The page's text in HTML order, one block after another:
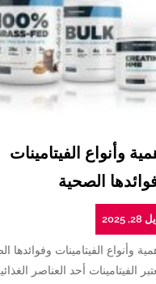
وأنواع الفيتامينات
الصحية
2025
وأنواع الفيتامينات وفوائدها
الفيتامينات أحد العناصر